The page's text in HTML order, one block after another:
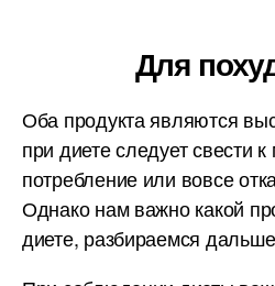
Для
Оба продукта являются
при диете следует свести
потребление или вовсе
Однако нам важно какой
диете, разбираемся